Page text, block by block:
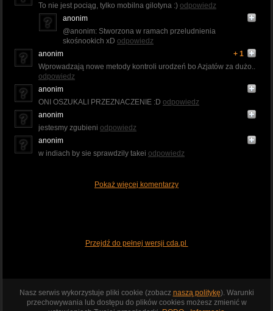
To nie jest pociąg, tylko mobilna gilotyna :) odpowiedz
anonim
@anonim: Stworzona w ramach przeludnienia
skośnookich xD odpowiedz
anonim
+ 1
Wprowadzają nowe metody kontroli urodzeń bo Azjatów za dużo..
odpowiedz
anonim
ONI OSZUKALI PRZEZNACZENIE :D odpowiedz
anonim
jestesmy zgubieni odpowiedz
anonim
w indiach by sie sprawdzily takei odpowiedz
Pokaż więcej komentarzy
Przejdź do pełnej wersji cda.pl
Nasz serwis wykorzystuje pliki cookie (zobacz naszą politykę). Warunki
przechowywania lub dostępu do plików cookies możesz zmienić w